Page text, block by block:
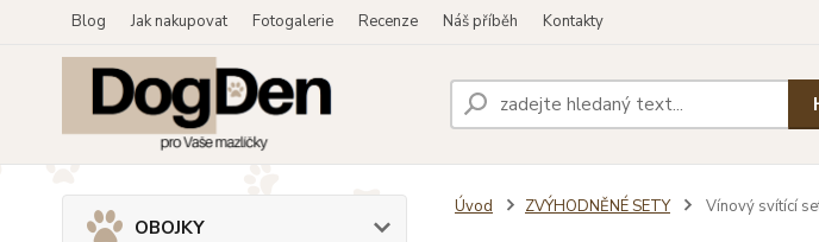
Blog Jak nakupovat Fotogalerie Recenze Náš příběh Kontakty
OBOJKY
Úvod ZVÝHODNĚNÉ SETY Vínový svítící